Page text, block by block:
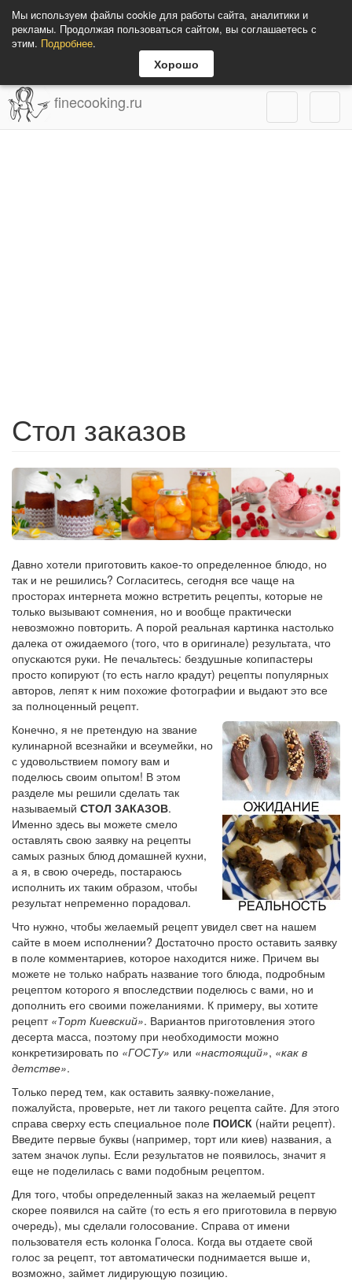
Мы используем файлы cookie для работы сайта, аналитики и
рекламы. Продолжая пользоваться сайтом, вы соглашаетесь с
этим. Подробнее.
Хорошо
finecooking.ru
Стол заказов
Давно хотели приготовить какое-то определенное блюдо, но
так и не решились? Согласитесь, сегодня все чаще на
просторах интернета можно встретить рецепты, которые не
только вызывают сомнения, но и вообще практически
невозможно повторить. А порой реальная картинка настолько
далека от ожидаемого (того, что в оригинале) результата, что
опускаются руки. Не печальтесь: бездушные копипастеры
просто копируют (то есть нагло крадут) рецепты популярных
авторов, лепят к ним похожие фотографии и выдают это все
за полноценный рецепт.
Конечно, я не претендую на звание
кулинарной всезнайки и всеумейки, но
с удовольствием помогу вам и
поделюсь своим опытом! В этом
разделе мы решили сделать так
называемый СТОЛ ЗАКАЗОВ.
Именно здесь вы можете смело
оставлять свою заявку на рецепты
самых разных блюд домашней кухни,
а я, в свою очередь, постараюсь
исполнить их таким образом, чтобы
результат непременно порадовал.
Что нужно, чтобы желаемый рецепт увидел свет на нашем
сайте в моем исполнении? Достаточно просто оставить заявку
в поле комментариев, которое находится ниже. Причем вы
можете не только набрать название того блюда, подробным
рецептом которого я впоследствии поделюсь с вами, но и
дополнить его своими пожеланиями. К примеру, вы хотите
рецепт «Торт Киевский». Вариантов приготовления этого
десерта масса, поэтому при необходимости можно
конкретизировать по «ГОСТу» или «настоящий», «как в
детстве».
Только перед тем, как оставить заявку-пожелание,
пожалуйста, проверьте, нет ли такого рецепта сайте. Для этого
справа сверху есть специальное поле ПОИСК (найти рецепт).
Введите первые буквы (например, торт или киев) названия, а
затем значок лупы. Если результатов не появилось, значит я
еще не поделилась с вами подобным рецептом.
Для того, чтобы определенный заказ на желаемый рецепт
скорее появился на сайте (то есть я его приготовила в первую
очередь), мы сделали голосование. Справа от имени
пользователя есть колонка Голоса. Когда вы отдаете свой
голос за рецепт, тот автоматически поднимается выше и,
возможно, займет лидирующую позицию.